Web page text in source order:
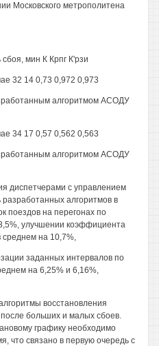
Московского метрополитена
мин К Крпг К'рзи
32 14 0,73 0,972 0,973
алгоритмом АСОДУ
34 17 0,57 0,562 0,563
алгоритмом АСОДУ
диспетчерами с управлением
алгоритмов в
поездов на перегонах по
улучшении коэффициента
среднем на 10,7%,
заданных интервалов по
на 6,25% и 6,16%,
восстановления
больших и малых сбоев.
графику необходимо
что связано в первую очередь с